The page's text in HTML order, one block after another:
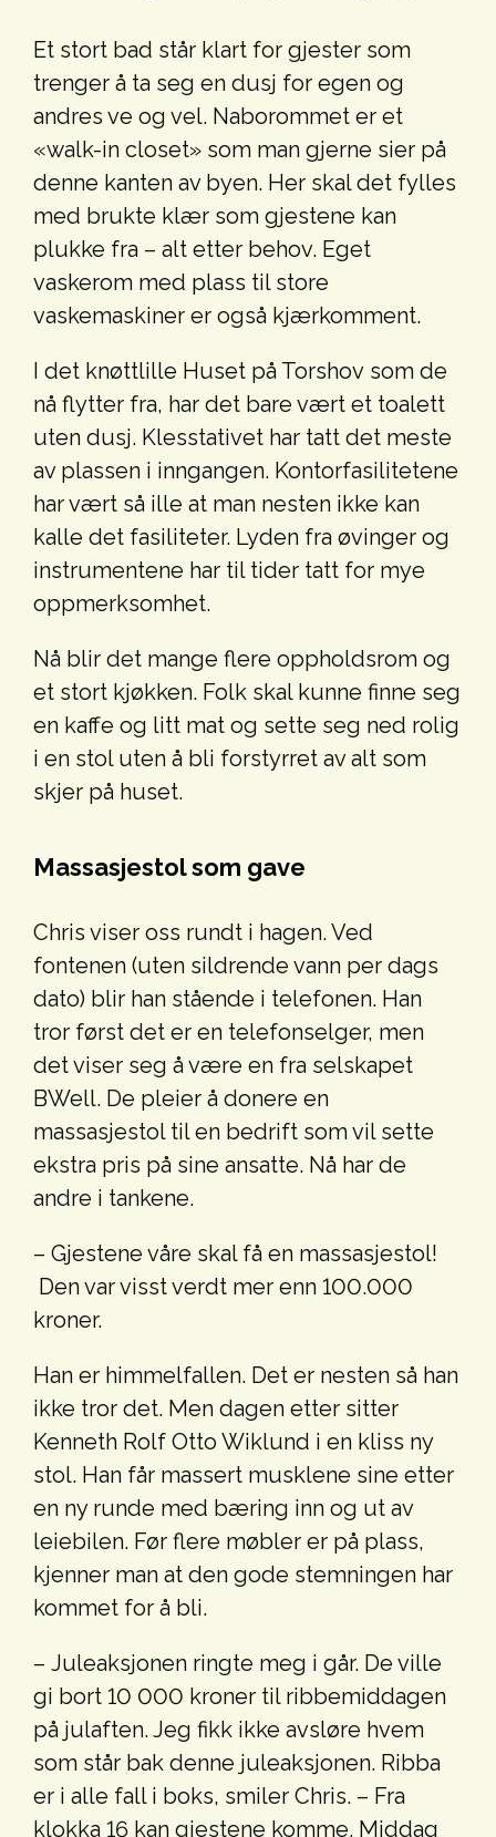
Et stort bad står klart for gjester som
trenger å ta seg en dusj for egen og
andres ve og vel. Naborommet er et
«walk-in closet» som man gjerne sier på
denne kanten av byen. Her skal det fylles
med brukte klær som gjestene kan
plukke fra – alt etter behov. Eget
vaskerom med plass til store
vaskemaskiner er også kjærkomment.
I det knøttlille Huset på Torshov som de
nå flytter fra, har det bare vært et toalett
uten dusj. Klesstativet har tatt det meste
av plassen i inngangen. Kontorfasilitetene
har vært så ille at man nesten ikke kan
kalle det fasiliteter. Lyden fra øvinger og
instrumentene har til tider tatt for mye
oppmerksomhet.
Nå blir det mange flere oppholdsrom og
et stort kjøkken. Folk skal kunne finne seg
en kaffe og litt mat og sette seg ned rolig
i en stol uten å bli forstyrret av alt som
skjer på huset.
Massasjestol som gave
Chris viser oss rundt i hagen. Ved
fontenen (uten sildrende vann per dags
dato) blir han stående i telefonen. Han
tror først det er en telefonselger, men
det viser seg å være en fra selskapet
BWell. De pleier å donere en
massasjestol til en bedrift som vil sette
ekstra pris på sine ansatte. Nå har de
andre i tankene.
– Gjestene våre skal få en massasjestol!
Den var visst verdt mer enn 100.000
kroner.
Han er himmelfallen. Det er nesten så han
ikke tror det. Men dagen etter sitter
Kenneth Rolf Otto Wiklund i en kliss ny
stol. Han får massert musklene sine etter
en ny runde med bæring inn og ut av
leiebilen. Før flere møbler er på plass,
kjenner man at den gode stemningen har
kommet for å bli.
– Juleaksjonen ringte meg i går. De ville
gi bort 10 000 kroner til ribbemiddagen
på julaften. Jeg fikk ikke avsløre hvem
som står bak denne juleaksjonen. Ribba
er i alle fall i boks, smiler Chris. – Fra
klokka 16 kan gjestene komme. Middag